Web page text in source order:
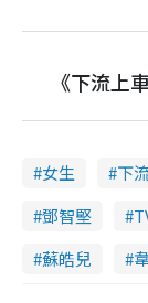
《下流上
女生 下
鄧智堅
蘇皓兒